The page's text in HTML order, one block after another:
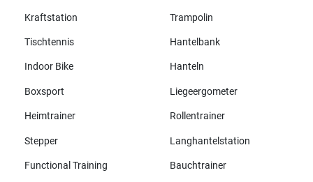
Kraftstation Trampolin
Tischtennis Hantelbank
Indoor Bike Hanteln
Boxsport Liegeergometer
Heimtrainer Rollentrainer
Stepper Langhantelstation
Functional Training Bauchtrainer